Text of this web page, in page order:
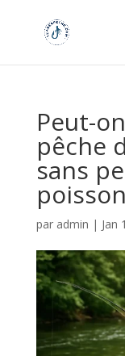
Peut-
pêche
sans
par admin | Jan